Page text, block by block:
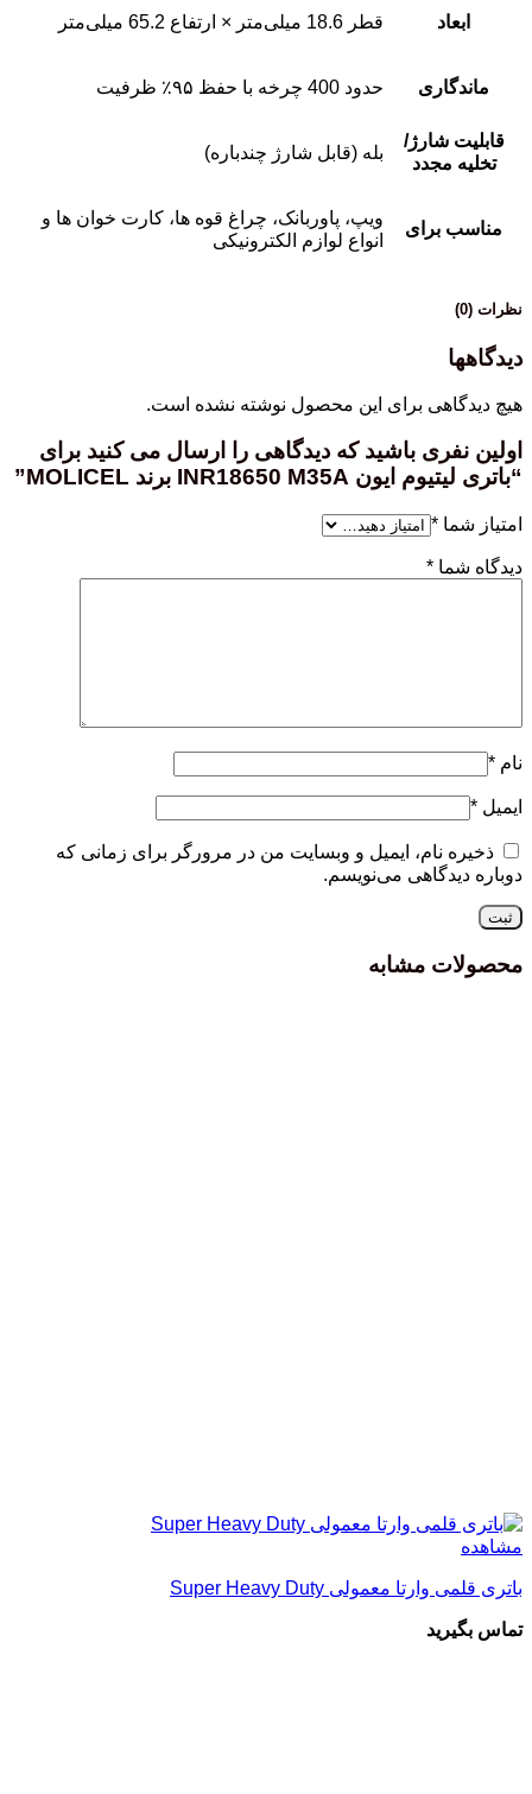
ابعاد قطر 18.6 میلی‌متر × ارتفاع 65.2 میلی‌متر
ماندگاری حدود 400 چرخه با حفظ ۹۵٪ ظرفیت
قابلیت شارژ/
تخلیه مجدد
بله (قابل شارژ چندباره)
مناسب برای
ویپ، پاوربانک، چراغ قوه ها، کارت خوان ها و
انواع لوازم الکترونیکی
نظرات (0)
دیدگاهها
هیچ دیدگاهی برای این محصول نوشته نشده است.
اولین نفری باشید که دیدگاهی را ارسال می کنید برای
“باتری لیتیوم ایون INR18650 M35A برند MOLICEL”
امتیاز شما *
دیدگاه شما *
نام *
ایمیل *
ذخیره نام، ایمیل و وبسایت من در مرورگر برای زمانی که
دوباره دیدگاهی می‌نویسم.
محصولات مشابه
مشاهده
باتری قلمی وارتا معمولی Super Heavy Duty
تماس بگیرید